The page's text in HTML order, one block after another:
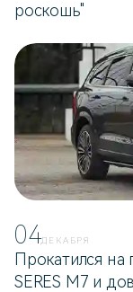
роскошь"
04ДЕКАБРЯ
Прокатился
SERES M7 и